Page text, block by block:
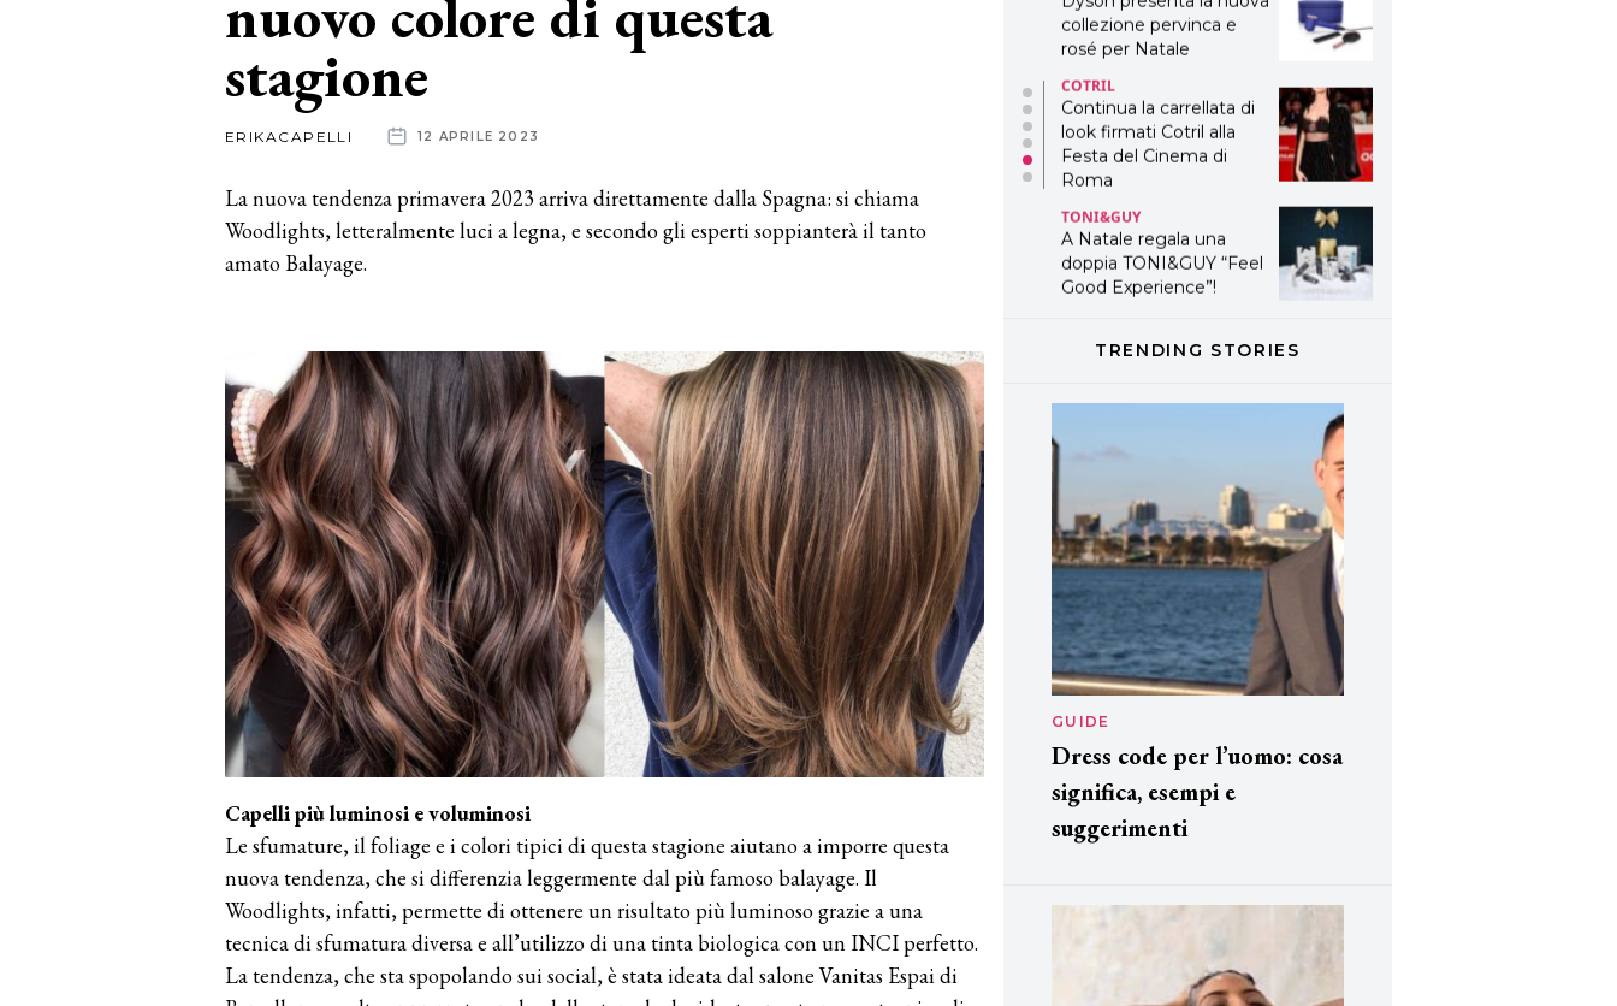
nuovo colore di questa
stagione
ERIKACAPELLI 12 APRILE 2023
La nuova tendenza primavera 2023 arriva direttamente dalla Spagna: si chiama
Woodlights, letteralmente luci a legna, e secondo gli esperti soppianterà il tanto
amato Balayage.
Capelli più luminosi e voluminosi
Le sfumature, il foliage e i colori tipici di questa stagione aiutano a imporre questa
nuova tendenza, che si differenzia leggermente dal più famoso balayage. Il
Woodlights, infatti, permette di ottenere un risultato più luminoso grazie a una
tecnica di sfumatura diversa e all’utilizzo di una tinta biologica con un INCI perfetto.
La tendenza, che sta spopolando sui social, è stata ideata dal salone Vanitas Espai di
collezione pervinca e
rosé per Natale
COTRIL
Continua la carrellata di
look firmati Cotril alla
Festa del Cinema di
Roma
TONI&GUY
A Natale regala una
doppia TONI&GUY “Feel
Good Experience”!
LABEL.M lancia la sua
DAVINES
cofanetti beauty preziosi
per un regalo adatto ad
ogni capello
TRENDING STORIES
GUIDE
Dress code per l’uomo: cosa
significa, esempi e
suggerimenti